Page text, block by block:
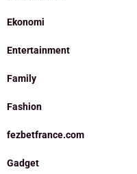
Ekonomi
Entertainment
Family
Fashion
fezbetfrance.com
Gadget